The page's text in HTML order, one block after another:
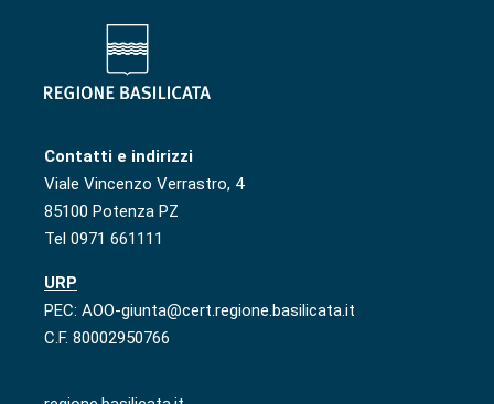
Contatti e indirizzi
Viale Vincenzo Verrastro, 4
85100 Potenza PZ
Tel 0971 661111
URP
PEC: AOO-giunta@cert.regione.basilicata.it
C.F. 80002950766